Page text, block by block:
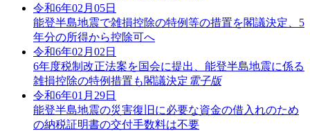
令和6年02月05日
能登半島地震で雑損控除の特例等の措置を閣議決定、5
年分の所得から控除可へ
令和6年02月02日
6年度税制改正法案を国会に提出、能登半島地震に係る
雑損控除の特例措置も閣議決定 電子版
令和6年01月29日
能登半島地震の災害復旧に必要な資金の借入れのため
の納税証明書の交付手数料は不要